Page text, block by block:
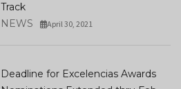
Track
NEWS
April 30, 2021
Deadline for Excelencias Awards